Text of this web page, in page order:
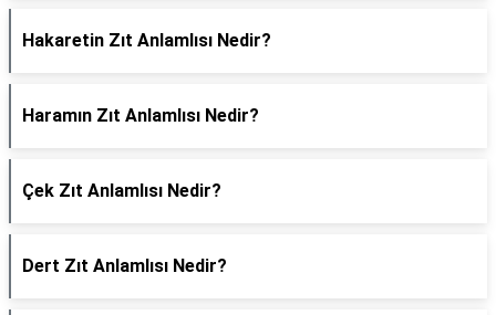
Hakaretin Zıt Anlamlısı Nedir?
Haramın Zıt Anlamlısı Nedir?
Çek Zıt Anlamlısı Nedir?
Dert Zıt Anlamlısı Nedir?